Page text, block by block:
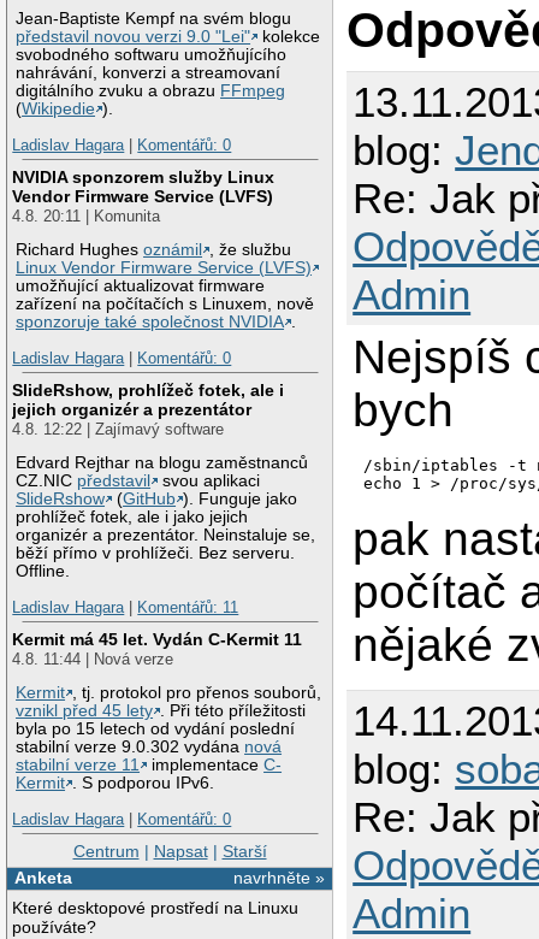
Jean-Baptiste Kempf na svém blogu
představil novou verzi 9.0 "Lei"
kolekce
svobodného softwaru umožňujícího
nahrávání, konverzi a streamovaní
digitálního zvuku a obrazu FFmpeg
(Wikipedie ).
Ladislav Hagara| Komentářů: 0
NVIDIA sponzorem služby Linux
Vendor Firmware Service (LVFS)
4.8. 20:11 | Komunita
Richard Hughesoznámil
, že službu
Linux Vendor Firmware Service (LVFS)
umožňující aktualizovat firmware
zařízení na počítačích s Linuxem, nově
sponzoruje také společnost NVIDIA .
Ladislav Hagara| Komentářů: 0
SlideRshow, prohlížeč fotek, ale i
jejich organizér a prezentátor
4.8. 12:22 | Zajímavý software
Edvard Rejthar na blogu zaměstnanců
CZ.NIC představil
svou aplikaci
SlideRshow
(GitHub ). Funguje jako
prohlížeč fotek, ale i jako jejich
organizér a prezentátor. Neinstaluje se,
běží přímo v prohlížeči. Bez serveru.
Offline.
Ladislav Hagara| Komentářů: 11
Kermit má 45 let. Vydán C-Kermit 11
4.8. 11:44 | Nová verze
Kermit , tj. protokol pro přenos souborů,
vznikl před 45 lety . Při této příležitosti
byla po 15 letech od vydání poslední
stabilní verze 9.0.302 vydána nová
stabilní verze 11
implementaceC-
Kermit . S podporou IPv6.
Ladislav Hagara| Komentářů: 0
Centrum | Napsat| Starší
navrhněte »
Anketa
Které desktopové prostředí na Linuxu
používáte?
blog:
Re: Jak
Admin
Nejspíš
bych
/sbin/iptables -t nat
pak
počítač
nějaké
blog:
Re: Jak
Admin